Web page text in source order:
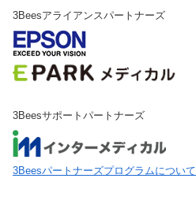
3Beesアライアンスパートナーズ
3Beesサポートパートナーズ
3Beesパートナーズプログラムについて